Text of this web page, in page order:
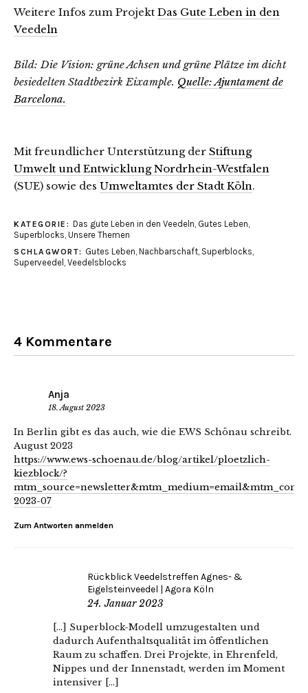
Weitere Infos zum Projekt Das Gute Leben in den
Veedeln
Bild: Die Vision: grüne Achsen und grüne Plätze im dicht
besiedelten Stadtbezirk Eixample. Quelle: Ajuntament de
Barcelona.
Mit freundlicher Unterstützung der Stiftung
Umwelt und Entwicklung Nordrhein-Westfalen
(SUE) sowie des Umweltamtes der Stadt Köln.
KATEGORIE: Das gute Leben in den Veedeln, Gutes Leben,
Superblocks, Unsere Themen
SCHLAGWORT: Gutes Leben, Nachbarschaft, Superblocks,
Superveedel , Veedelsblocks
4 Kommentare
Anja
18. August 2023
In Berlin gibt es das auch, wie die EWS Schönau schreibt.
August 2023
https://www.ews-schoenau.de/blog/artikel/ploetzlich-
kiezblock/?
2023-07
Zum Antworten anmelden
Rückblick Veedelstreffen Agnes- &
Eigelsteinveedel | Agora Köln
24. Januar 2023
[…] Superblock-Modell umzugestalten und
dadurch Aufenthaltsqualität im öffentlichen
Raum zu schaffen. Drei Projekte, in Ehrenfeld,
Nippes und der Innenstadt, werden im Moment
intensiver […]